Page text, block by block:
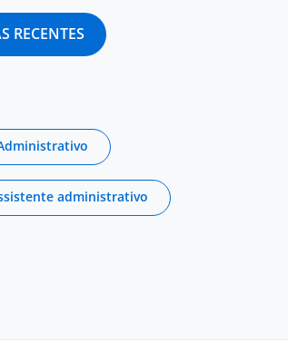
RECENTES
administrativo